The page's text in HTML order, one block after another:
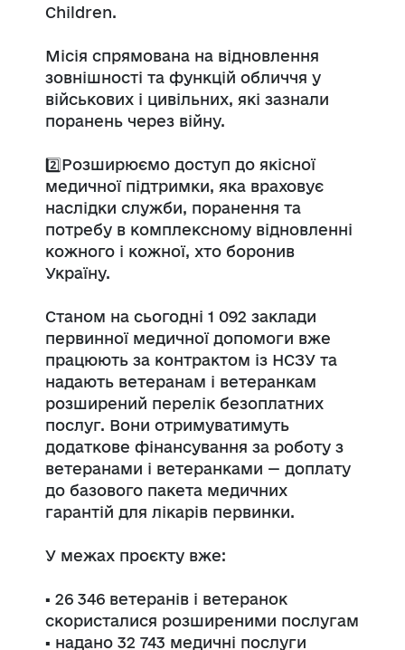
Children.
Місія спрямована на відновлення
зовнішності та функцій обличчя у
військових і цивільних, які зазнали
поранень через війну.
2️⃣Розширюємо доступ до якісної
медичної підтримки, яка враховує
наслідки служби, поранення та
потребу в комплексному відновленні
кожного і кожної, хто боронив
Україну.
Станом на сьогодні 1 092 заклади
первинної медичної допомоги вже
працюють за контрактом із НСЗУ та
надають ветеранам і ветеранкам
розширений перелік безоплатних
послуг. Вони отримуватимуть
додаткове фінансування за роботу з
ветеранами і ветеранками — доплату
до базового пакета медичних
гарантій для лікарів первинки.
У межах проєкту вже:
▪️ 26 346 ветеранів і ветеранок
скористалися розширеними послугам
▪️ надано 32 743 медичні послуги